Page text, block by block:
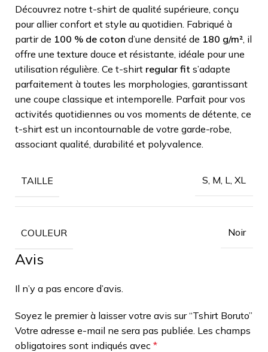
Découvrez notre t-shirt de qualité supérieure, conçu
pour allier confort et style au quotidien. Fabriqué à
partir de 100 % de coton d’une densité de 180 g/m² , il
offre une texture douce et résistante, idéale pour une
utilisation régulière. Ce t-shirt regular fit s’adapte
parfaitement à toutes les morphologies, garantissant
une coupe classique et intemporelle. Parfait pour vos
activités quotidiennes ou vos moments de détente, ce
t-shirt est un incontournable de votre garde-robe,
associant qualité, durabilité et polyvalence.
TAILLE S, M, L, XL
COULEUR Noir
Avis
Il n’y a pas encore d’avis.
Soyez le premier à laisser votre avis sur “Tshirt Boruto”
Votre adresse e-mail ne sera pas publiée. Les champs
obligatoires sont indiqués avec *